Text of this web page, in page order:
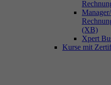
(XB)
Xpert
Kurse mit